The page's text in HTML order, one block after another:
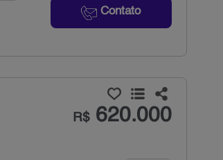
Contato
R$620.000